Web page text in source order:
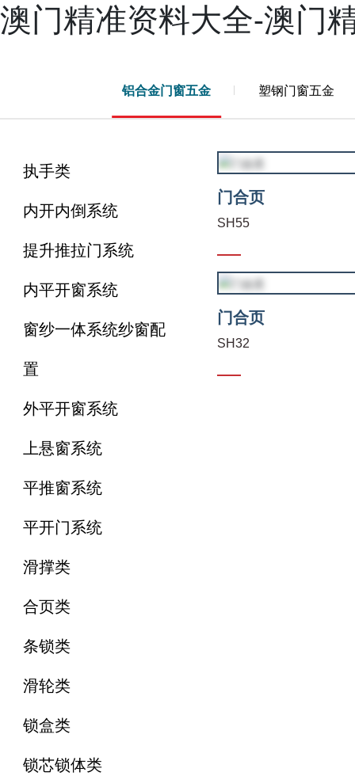
澳门精准资料大全-澳门
铝合金门窗五金
塑钢门窗五金
执手类
内开内倒系统
提升推拉门系统
内平开窗系统
窗纱一体系统纱窗配
置
外平开窗系统
上悬窗系统
平推窗系统
平开门系统
滑撑类
合页类
条锁类
滑轮类
锁盒类
锁芯锁体类
门合页
SH55
门合页
SH32